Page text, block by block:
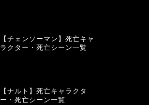
【チェンソーマン】死亡キャ
ラクター・死亡シーン一覧
【ナルト】死亡キャラクタ
ー・死亡シーン一覧